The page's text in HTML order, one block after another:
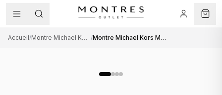
Accueil/ Montre Michael Kors homme / Montre Michael Kors MK9147 Chronographe en Acier Inoxydable Bleu